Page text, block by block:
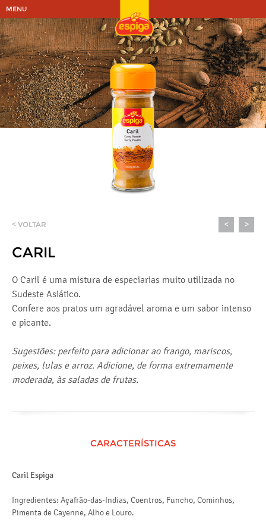
MENU
< VOLTAR < >
CARIL
O Caril é uma mistura de especiarias muito utilizada no
Sudeste Asiático.
Confere aos pratos um agradável aroma e um sabor intenso
e picante.
Sugestões: perfeito para adicionar ao frango, mariscos,
peixes, lulas e arroz. Adicione, de forma extremamente
moderada, às saladas de frutas.
CARACTERÍSTICAS
Caril Espiga
Ingredientes: Açafrão-das-Indias, Coentros, Funcho, Cominhos,
Pimenta de Cayenne, Alho e Louro.